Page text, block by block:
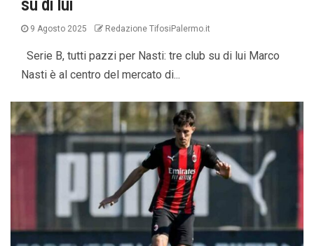
9 Agosto 2025 Redazione TifosiPalermo.it
Serie B, tutti pazzi per Nasti: tre club su di lui Marco
Nasti è al centro del mercato di...